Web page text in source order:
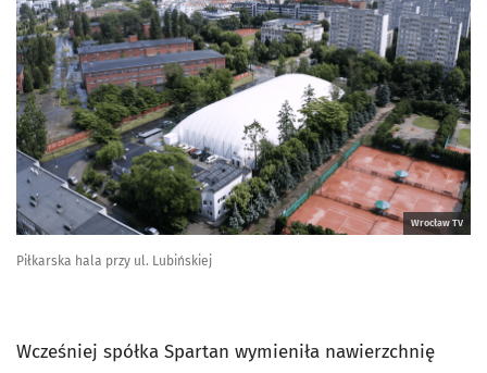
Wrocław TV
Piłkarska hala przy ul. Lubińskiej
Wcześniej spółka Spartan wymieniła nawierzchnię